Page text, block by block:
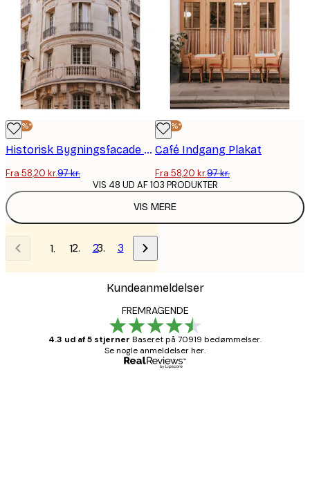
-40%*
Historisk Bygningsfacade Plakat
Fra 58,20 kr.97 kr.
-40%*
Café Indgang Plakat
Fra 58,20 kr.97 kr.
VIS MERE
VIS 48 UD AF 103 PRODUKTER
1 2 3
Kundeanmeldelser
FREMRAGENDE
4.3 ud af 5 stjerner Baseret på 70919 bedømmelser.
Se nogle anmeldelser her.